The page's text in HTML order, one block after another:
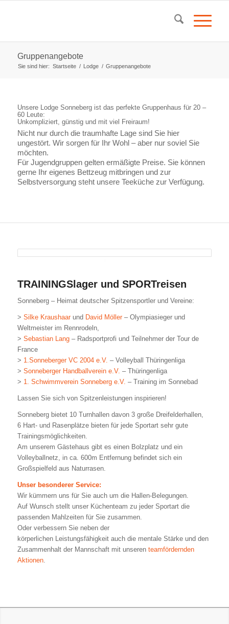
Gruppenangebote
Sie sind hier: Startseite / Lodge / Gruppenangebote
Unsere Lodge Sonneberg ist das perfekte Gruppenhaus für 20 –
60 Leute:
Unkompliziert, günstig und mit viel Freiraum!
Nicht nur durch die traumhafte Lage sind Sie hier
ungestört. Wir sorgen für Ihr Wohl – aber nur soviel Sie
möchten.
Für Jugendgruppen gelten ermäßigte Preise. Sie können
gerne Ihr eigenes Bettzeug mitbringen und zur
Selbstversorgung steht unsere Teeküche zur Verfügung.
TRAININGSlager und SPORTreisen
Sonneberg – Heimat deutscher Spitzensportler und Vereine:
> Silke Kraushaarund David Möller– Olympiasieger und
Weltmeister im Rennrodeln,
> Sebastian Lang– Radsportprofi und Teilnehmer der Tour de
France
> 1.Sonneberger VC 2004 e.V. – Volleyball Thüringenliga
> Sonneberger Handballverein e.V. – Thüringenliga
> 1. Schwimmverein Sonneberg e.V. – Training im Sonnebad
Lassen Sie sich von Spitzenleistungen inspirieren!
Sonneberg bietet 10 Turnhallen davon 3 große Dreifelderhallen,
6 Hart- und Rasenplätze bieten für jede Sportart sehr gute
Trainingsmöglichkeiten.
Am unserem Gästehaus gibt es einen Bolzplatz und ein
Volleyballnetz, in ca. 600m Entfernung befindet sich ein
Großspielfeld aus Naturrasen.
Unser besonderer Service:
Wir kümmern uns für Sie auch um die Hallen-Belegungen.
Auf Wunsch stellt unser Küchenteam zu jeder Sportart die
passenden Mahlzeiten für Sie zusammen.
Oder verbessern Sie neben der
körperlichen Leistungsfähigkeit auch die mentale Stärke und den
Zusammenhalt der Mannschaft mit unseren teamfördernden
Aktionen.